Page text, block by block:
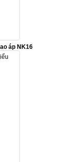
áp NK16